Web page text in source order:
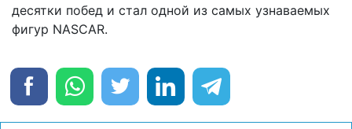
десятки побед и стал одной из самых узнаваемых
фигур NASCAR.